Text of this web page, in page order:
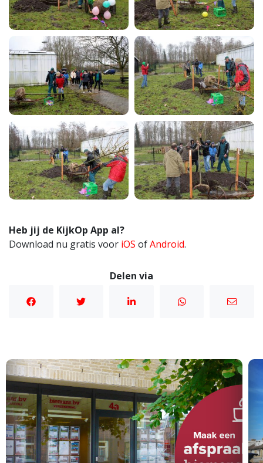
Heb jij de KijkOp App al?
Download nu gratis voor iOS ofAndroid.
Delen via